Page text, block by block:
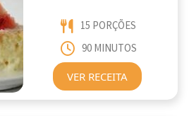
15 PORÇÕES
90 MINUTOS
VER RECEITA